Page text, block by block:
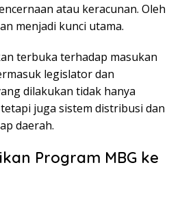
atau keracunan. Oleh
menjadi kunci utama.
terbuka terhadap masukan
legislator dan
dilakukan tidak hanya
juga sistem distribusi dan
daerah.
Program MBG ke